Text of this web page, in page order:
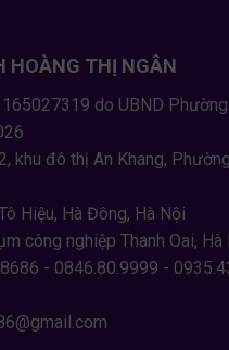
HOÀNG THỊ NGÂN
do UBND
khu đô thị An Khang,
Hiệu, Hà Đông, Hà Nội
công nghiệp Thanh Oai, Hà
- 0846.80.9999 -